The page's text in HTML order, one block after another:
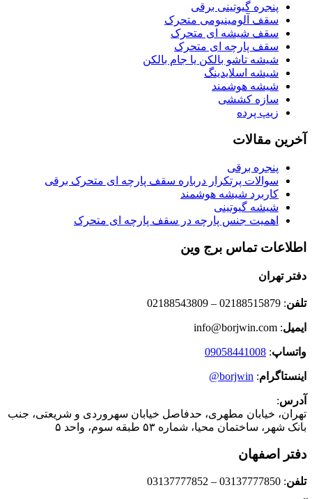
پنجره گیوتینی برقی
سقف آلومینیومی متحرک
سقف شیشه ای متحرک
سقف پارچه ای متحرک
شیشه تاشو بالکن یا جام بالکن
شیشه اسلایدینگ
شیشه هوشمند
سازه کششی
زیپ پرده
آخرین مقالات
پنجره برقی
سوالات پرتکرار درباره سقف پارچه ای متحرک برقی
کاربرد شیشه هوشمند
شیشه گیوتینی
اهمیت جنس پارچه در سقف پارچه ای متحرک
اطلاعات تماس برج وین
دفتر تهران
تلفن: 02188515879 – 02188543809
ایمیل: info@borjwin.com
واتساپ:
09058441008
اینستاگرام:
borjwin@
آدرس:
تهران، خیابان مطهری، حدفاصل خیابان سهروردی و شریعتی، جنب
بانک شهر، ساختمان محیا، شماره ۵۳ طبقه سوم، واحد ۵
دفتر اصفهان
تلفن: 03137777850 – 03137777852